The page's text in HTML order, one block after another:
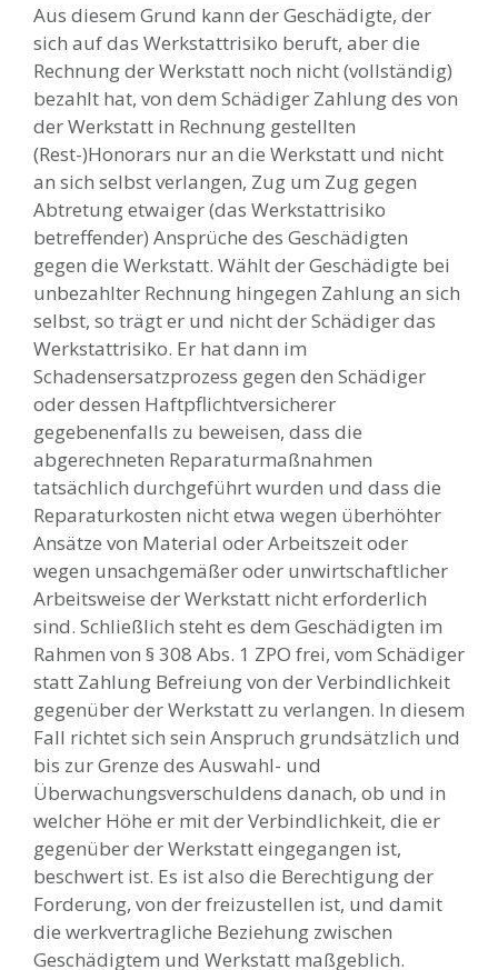
Aus diesem Grund kann der Geschädigte, der
sich auf das Werkstattrisiko beruft, aber die
Rechnung der Werkstatt noch nicht (vollständig)
bezahlt hat, von dem Schädiger Zahlung des von
der Werkstatt in Rechnung gestellten
(Rest-)Honorars nur an die Werkstatt und nicht
an sich selbst verlangen, Zug um Zug gegen
Abtretung etwaiger (das Werkstattrisiko
betreffender) Ansprüche des Geschädigten
gegen die Werkstatt. Wählt der Geschädigte bei
unbezahlter Rechnung hingegen Zahlung an sich
selbst, so trägt er und nicht der Schädiger das
Werkstattrisiko. Er hat dann im
Schadensersatzprozess gegen den Schädiger
oder dessen Haftpflichtversicherer
gegebenenfalls zu beweisen, dass die
abgerechneten Reparaturmaßnahmen
tatsächlich durchgeführt wurden und dass die
Reparaturkosten nicht etwa wegen überhöhter
Ansätze von Material oder Arbeitszeit oder
wegen unsachgemäßer oder unwirtschaftlicher
Arbeitsweise der Werkstatt nicht erforderlich
sind. Schließlich steht es dem Geschädigten im
Rahmen von § 308 Abs. 1 ZPO frei, vom Schädiger
statt Zahlung Befreiung von der Verbindlichkeit
gegenüber der Werkstatt zu verlangen. In diesem
Fall richtet sich sein Anspruch grundsätzlich und
bis zur Grenze des Auswahl- und
Überwachungsverschuldens danach, ob und in
welcher Höhe er mit der Verbindlichkeit, die er
gegenüber der Werkstatt eingegangen ist,
beschwert ist. Es ist also die Berechtigung der
Forderung, von der freizustellen ist, und damit
die werkvertragliche Beziehung zwischen
Geschädigtem und Werkstatt maßgeblich.